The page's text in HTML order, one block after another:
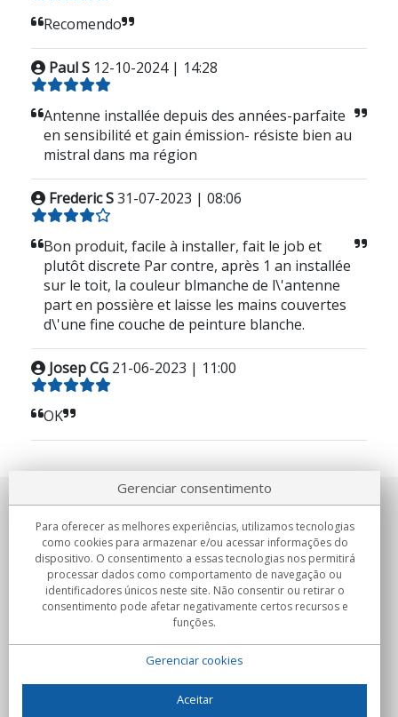
Recomendo
Paul S 12-10-2024 | 14:28
Antenne installée depuis des années-parfaite
en sensibilité et gain émission- résiste bien au
mistral dans ma région
Frederic S31-07-2023 | 08:06
Bon produit, facile à installer, fait le job et
plutôt discrete Par contre, après 1 an installée
sur le toit, la couleur blmanche de l\'antenne
part en possière et laisse les mains couvertes
d\'une fine couche de peinture blanche.
Josep CG 21-06-2023 | 11:00
OK
Sobre nosotros
Compromissos
Compras
Gerenciar consentimento
Para oferecer as melhores experiências, utilizamos tecnologias
como cookies para armazenar e/ou acessar informações do
dispositivo. O consentimento a essas tecnologias nos permitirá
processar dados como comportamento de navegação ou
identificadores únicos neste site. Não consentir ou retirar o
consentimento pode afetar negativamente certos recursos e
funções.
Gerenciar cookies
Aceitar